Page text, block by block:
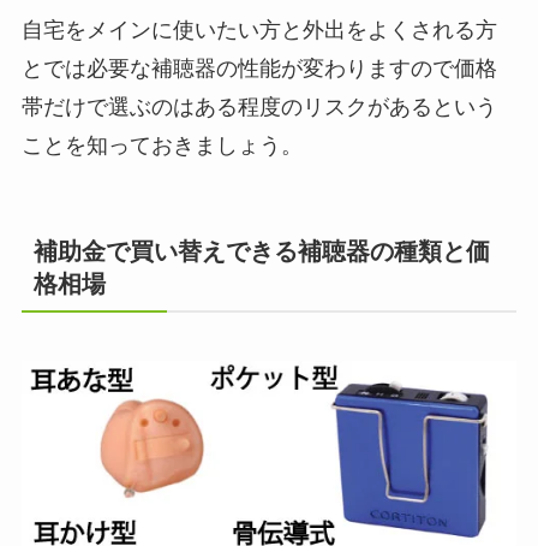
自宅をメインに使いたい方と外出をよくされる方
とでは必要な補聴器の性能が変わりますので価格
帯だけで選ぶのはある程度のリスクがあるという
ことを知っておきましょう。
補助金で買い替えできる補聴器の種類と価
格相場